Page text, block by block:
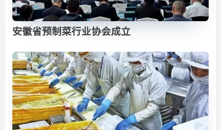
安徽省预制菜行业协会成立